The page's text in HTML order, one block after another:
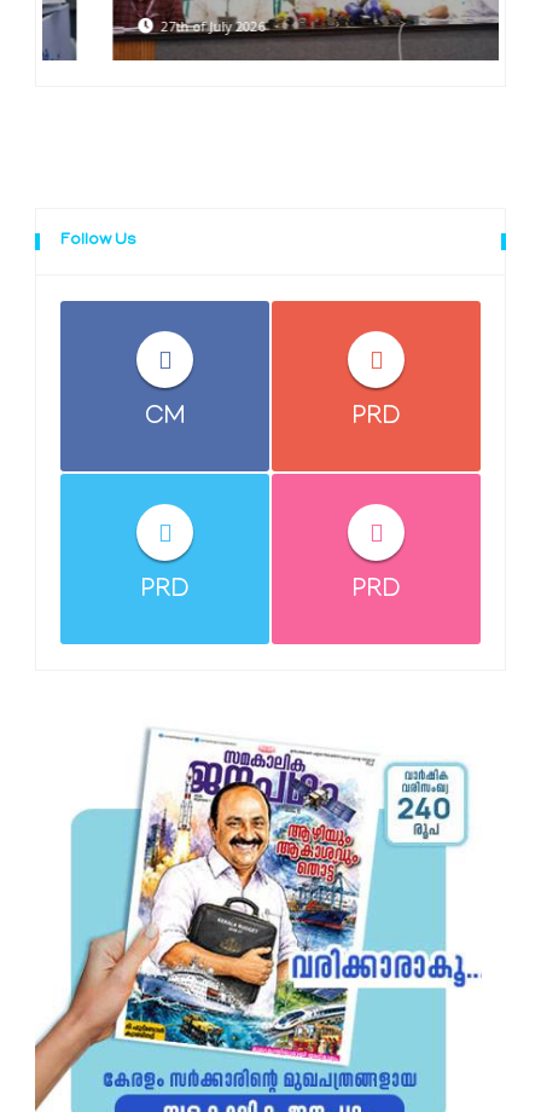
27th of July 2026
Follow Us
CM PRD
PRD PRD